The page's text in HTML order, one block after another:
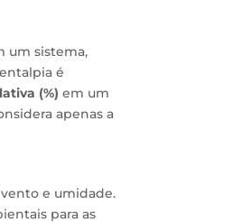
um sistema,
é
(%) em um
apenas a
e umidade.
para as